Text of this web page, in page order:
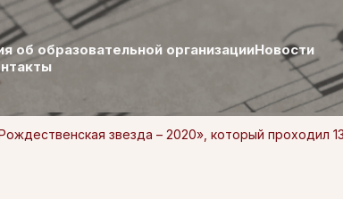
об образовательной организацииНовости
звезда – 2020», который проходил